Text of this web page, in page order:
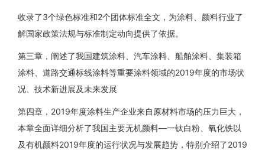
收录了3个绿色标准和2个团体标准全文，为涂料、颜料行业了
解国家政策法规与标准制定动向提供了依据。
第三章，阐述了我国建筑涂料、汽车涂料、船舶涂料、集装箱
涂料、道路交通标线涂料等重要涂料领域的2019年度的市场状
况、技术新进展及未来发展
第四章，2019年度涂料生产企业来自原材料市场的压力巨大，
本章全面详细分析了我国主要无机颜料—一钛白粉、氧化铁以
及有机颜料2019年度的运行状况与发展趋势，特别介绍了2019